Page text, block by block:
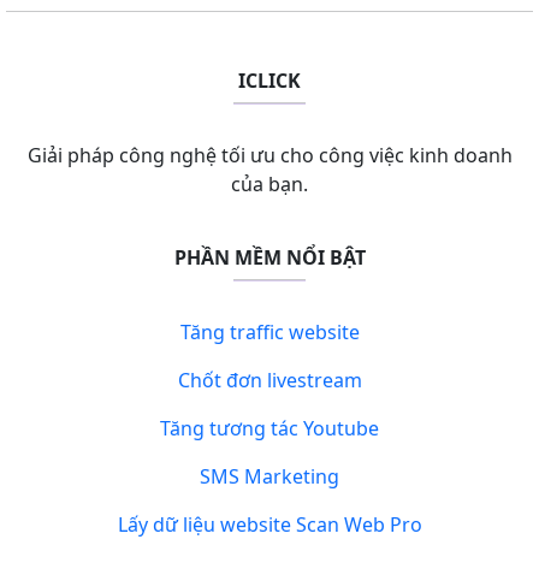
ICLICK
Giải pháp công nghệ tối ưu cho công việc kinh doanh
của bạn.
PHẦN MỀM NỔI BẬT
Tăng traffic website
Chốt đơn livestream
Tăng tương tác Youtube
SMS Marketing
Lấy dữ liệu website Scan Web Pro